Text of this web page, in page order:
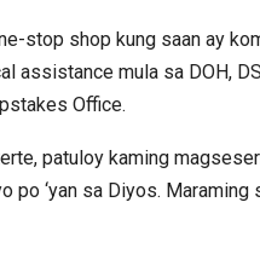
stop shop kung saan ay
assistance mula sa DOH,
Office.
patuloy kaming
‘yan sa Diyos. Maraming